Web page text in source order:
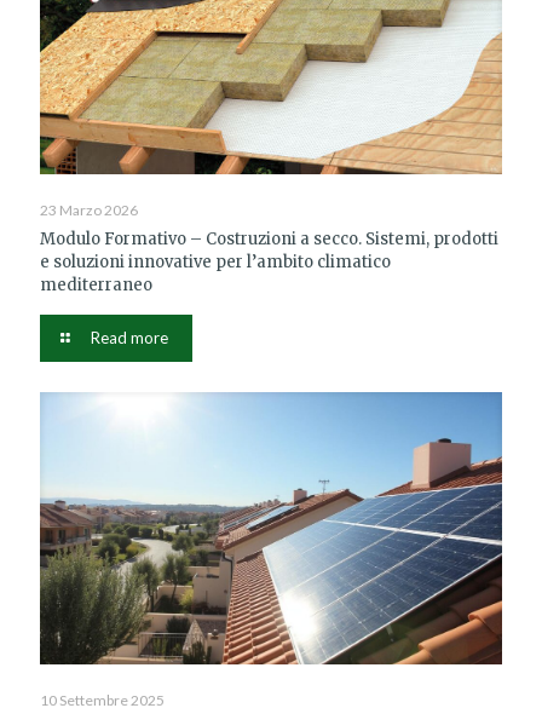
23 Marzo 2026
Modulo Formativo – Costruzioni a secco. Sistemi, prodotti
e soluzioni innovative per l’ambito climatico
mediterraneo
Read more
10 Settembre 2025